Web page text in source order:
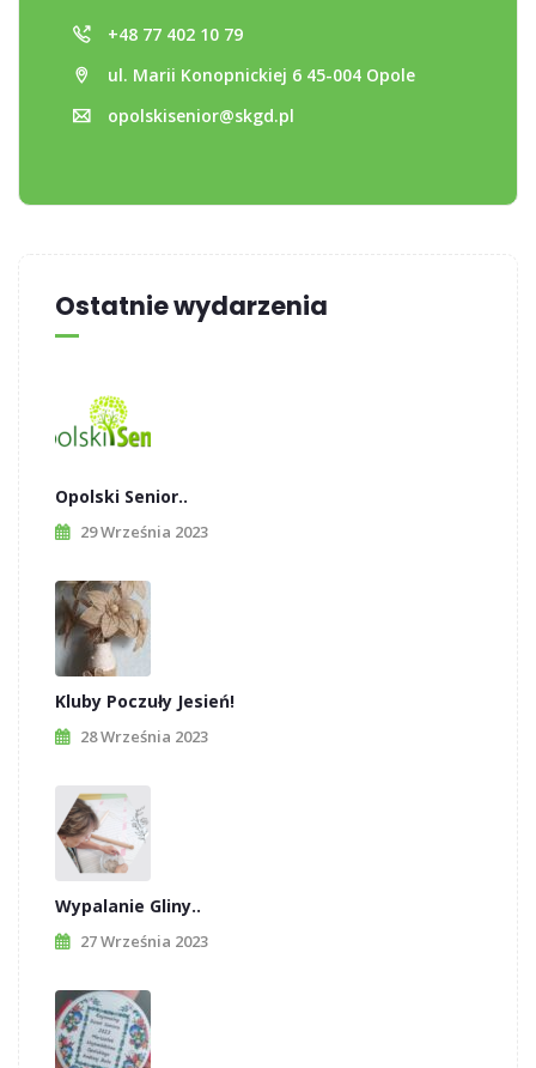
+48 77 402 10 79
ul. Marii Konopnickiej 6 45-004 Opole
opolskisenior@skgd.pl
Ostatnie wydarzenia
Opolski Senior..
29 Września 2023
Kluby Poczuły Jesień!
28 Września 2023
Wypalanie Gliny..
27 Września 2023